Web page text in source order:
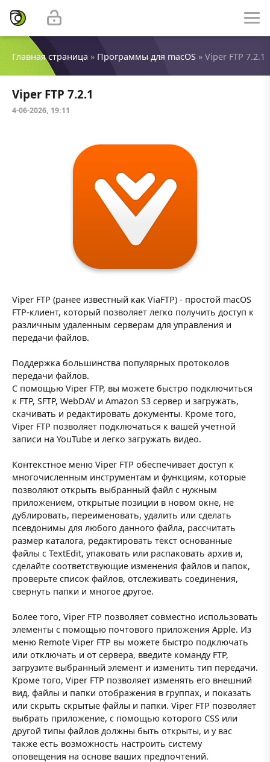
Главная страница » Программы для macOS » Viper FTP 7.2.1
Viper FTP 7.2.1
4-06-2026, 19:11
Viper FTP (ранее известный как ViaFTP) - простой macOS
FTP-клиент, который позволяет легко получить доступ к
различным удаленным серверам для управления и
передачи файлов.
Поддержка большинства популярных протоколов
передачи файлов.
С помощью Viper FTP, вы можете быстро подключиться
к FTP, SFTP, WebDAV и Amazon S3 сервер и загружать,
скачивать и редактировать документы. Кроме того,
Viper FTP позволяет подключаться к вашей учетной
записи на YouTube и легко загружать видео.
Контекстное меню Viper FTP обеспечивает доступ к
многочисленным инструментам и функциям, которые
позволяют открыть выбранный файл с нужным
приложением, открытые позиции в новом окне, не
дублировать, переименовать, удалить или сделать
псевдонимы для любого данного файла, рассчитать
размер каталога, редактировать текст основанные
файлы с TextEdit, упаковать или распаковать архив и,
сделайте соответствующие изменения файлов и папок,
проверьте список файлов, отслеживать соединения,
свернуть папки и многое другое.
Более того, Viper FTP позволяет совместно использовать
элементы с помощью почтового приложения Apple. Из
меню Remote Viper FTP вы можете быстро подключать
или отключать и от сервера, введите команду FTP,
загрузите выбранный элемент и изменить тип передачи.
Кроме того, Viper FTP позволяет изменять его внешний
вид, файлы и папки отображения в группах, и показать
или скрыть скрытые файлы и папки. Viper FTP позволяет
выбрать приложение, с помощью которого CSS или
другой типы файлов должны быть открыты, и у вас
также есть возможность настроить систему
оповещения на основе ваших предпочтений.